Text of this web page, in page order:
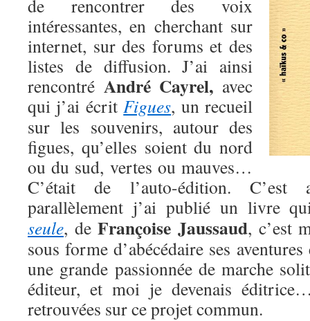
de rencontrer des voix
intéressantes, en cherchant sur
internet, sur des forums et des
listes de diffusion. J’ai ainsi
rencontré André Cayrel, avec
qui j’ai écritFigues, un recueil
sur les souvenirs, autour des
figues, qu’elles soient du nord
ou du sud, vertes ou mauves…
C’était de l’auto-édition. C’est
parallèlement j’ai publié un livre
seule, deFrançoise Jaussaud, c’est
sous forme d’abécédaire ses
une grande passionnée de marche
éditeur, et moi je devenais
retrouvées sur ce projet commun.